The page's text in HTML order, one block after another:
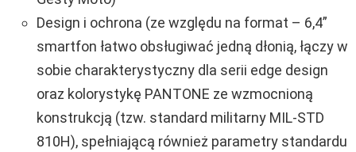
Design i ochrona (ze względu na format – 6,4”
smartfon łatwo obsługiwać jedną dłonią, łączy w
sobie charakterystyczny dla serii edge design
oraz kolorystykę PANTONE ze wzmocnioną
konstrukcją (tzw. standard militarny MIL-STD
810H), spełniającą również parametry standardu